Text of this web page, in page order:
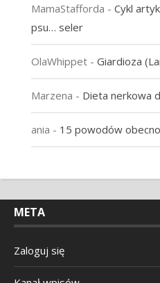
MamaStafforda - Cykl
psu… seler
OlaWhippet- Giardioza
Marzena - Dieta nerkowa
ania - 15 powodów
META
Zaloguj się